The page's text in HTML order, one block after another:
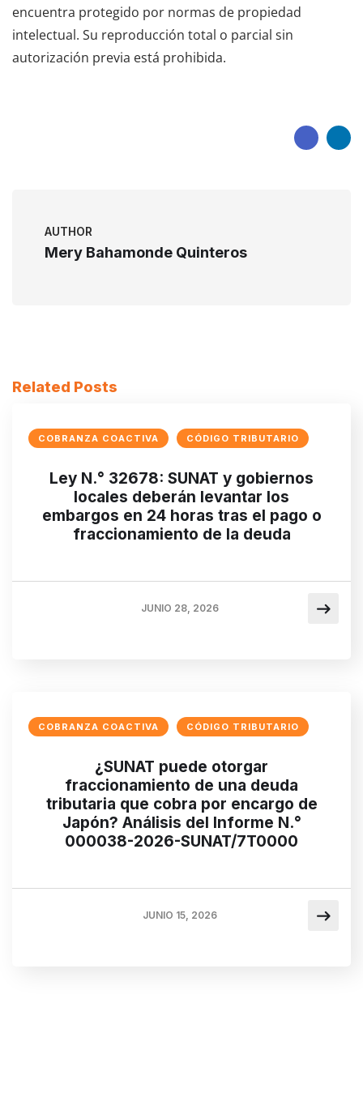
encuentra protegido por normas de propiedad
intelectual. Su reproducción total o parcial sin
autorización previa está prohibida.
AUTHOR
Mery Bahamonde Quinteros
Related Posts
COBRANZA COACTIVA CÓDIGO TRIBUTARIO
Ley N.° 32678: SUNAT y gobiernos
locales deberán levantar los
embargos en 24 horas tras el pago o
fraccionamiento de la deuda
JUNIO 28, 2026
COBRANZA COACTIVA CÓDIGO TRIBUTARIO
¿SUNAT puede otorgar
fraccionamiento de una deuda
tributaria que cobra por encargo de
Japón? Análisis del Informe N.°
000038-2026-SUNAT/7T0000
JUNIO 15, 2026